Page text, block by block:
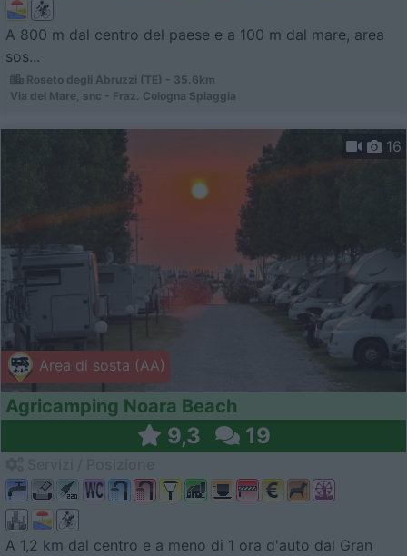
A 800 m dal centro del paese e a 100 m dal mare, area
sos...
Roseto degli Abruzzi (TE) - 35.6km
Via del Mare, snc - Fraz. Cologna Spiaggia
Area di sosta (AA)
16
Agricamping Noara Beach
9,3 19
A 1,2 km dal centro e a meno di 1 ora d'auto dal Gran